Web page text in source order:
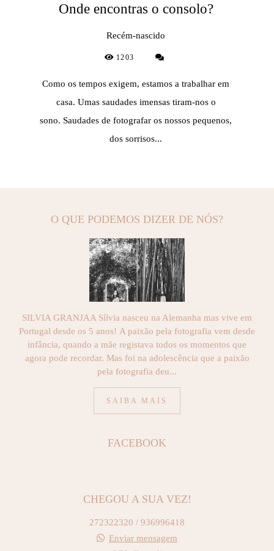
Onde encontras o consolo?
Recém-nascido
1203
Como os tempos exigem, estamos a trabalhar em
casa. Umas saudades imensas tiram-nos o
sono. Saudades de fotografar os nossos pequenos,
dos sorrisos...
O QUE PODEMOS DIZER DE NÓS?
SILVIA GRANJAA Sílvia nasceu na Alemanha mas vive em
Portugal desde os 5 anos! A paixão pela fotografia vem desde
infância, quando a mãe registava todos os momentos que
agora pode recordar. Mas foi na adolescência que a paixão
pela fotografia deu...
SAIBA MAIS
FACEBOOK
CHEGOU A SUA VEZ!
272322320 / 936996418
Enviar mensagem